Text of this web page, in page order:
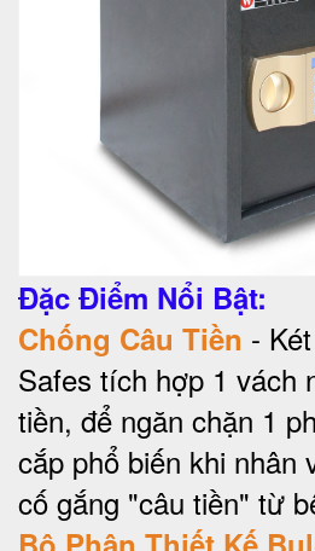
Đặc Điểm Nổi Bật:
Chống Câu Tiền -
Safes tích hợp 1 vách
tiền, để ngăn chặn 1
cắp phổ biến khi nhân
cố gắng "câu tiền" từ